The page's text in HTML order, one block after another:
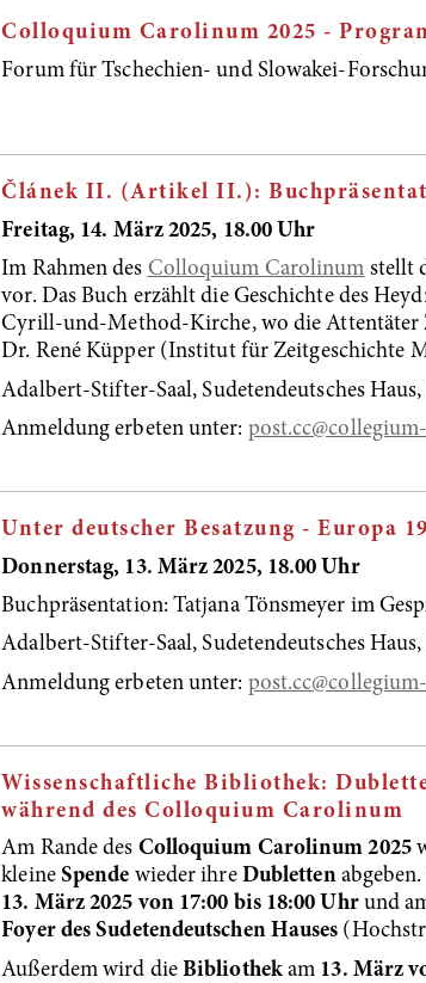
Colloquium Carolinum 2025 -
Forum für Tschechien- und Slowakei-
Článek II. (Artikel II.):
Freitag, 14. März 2025, 18.00 Uhr
Im Rahmen des Colloquium Carolinum stellt
vor. Das Buch erzählt die Geschichte des
Cyrill-und-Method-Kirche, wo die Attentäter
Dr. René Küpper (Institut für Zeitgeschichte
Adalbert-Stifter-Saal, Sudetendeutsches
Anmeldung erbeten unter:
Unter deutscher Besatzung - Europa
Donnerstag, 13. März 2025, 18.00 Uhr
Buchpräsentation: Tatjana Tönsmeyer im
Adalbert-Stifter-Saal, Sudetendeutsches
Anmeldung erbeten unter:
Wissenschaftliche Bibliothek:
während des Colloquium Carolinum
Am Rande des Colloquium Carolinum 2025
kleine Spende wieder ihre Dubletten
13. März 2025 von 17:00 bis 18:00 Uhrund
Foyer des Sudetendeutschen Hauses
Außerdem wird die Bibliothekam 13. März